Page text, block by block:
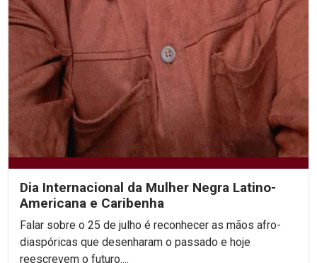
Dia Internacional da Mulher Negra Latino-
Americana e Caribenha
Falar sobre o 25 de julho é reconhecer as mãos afro-
diaspóricas que desenharam o passado e hoje
reescrevem o futuro....